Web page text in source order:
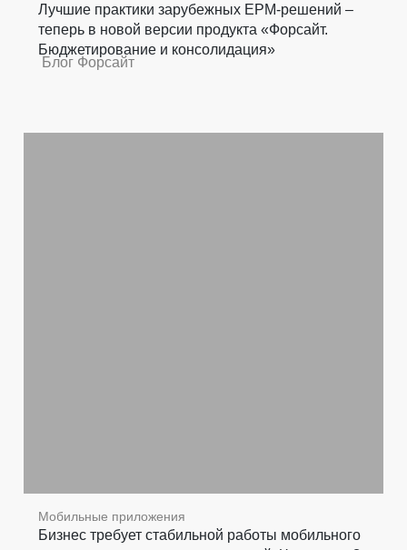
Лучшие практики зарубежных EPM-решений –
теперь в новой версии продукта «Форсайт.
Бюджетирование и консолидация»
Блог Форсайт
Мобильные приложения
Бизнес требует стабильной работы мобильного